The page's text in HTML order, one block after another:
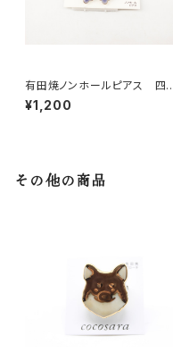
有田焼ノンホールピアス 四
葉 パープル×ゴールド
¥1,200
その他の商品